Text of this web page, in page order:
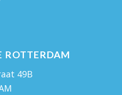
ROTTERDAM
49B